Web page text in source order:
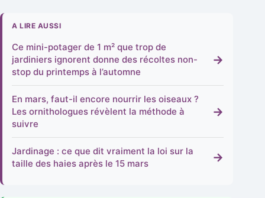
A LIRE AUSSI
Ce mini-potager de 1 m² que trop de
jardiniers ignorent donne des récoltes non-
stop du printemps à l’automne
→
En mars, faut-il encore nourrir les oiseaux ?
Les ornithologues révèlent la méthode à
suivre
→
Jardinage : ce que dit vraiment la loi sur la
taille des haies après le 15 mars
→